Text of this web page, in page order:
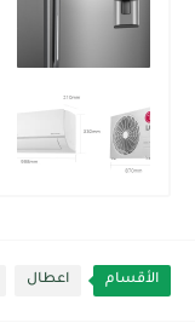
الأقسام اعطال